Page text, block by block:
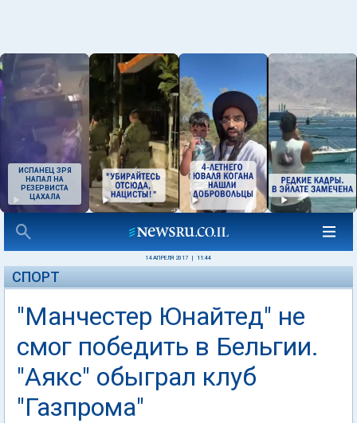
ИСПАНЕЦ ЗРЯ
НАПАЛ НА
РЕЗЕРВИСТА
ЦАХАЛА
14 АПРЕЛЯ 2017 11:44
СПОРТ
"Манчестер Юнайтед" не
смог победить в Бельгии.
"Аякс" обыграл клуб
"Газпрома"